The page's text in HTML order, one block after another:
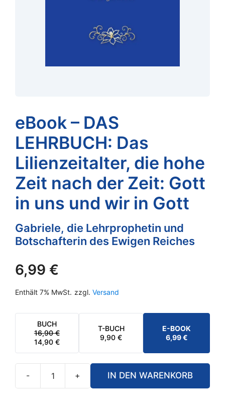
eBook – DAS
LEHRBUCH: Das
Lilienzeitalter, die hohe
Zeit nach der Zeit: Gott
in uns und wir in Gott
Gabriele, die Lehrprophetin und
Botschafterin des Ewigen Reiches
6,99 €
Enthält 7% MwSt. zzgl. Versand
BUCH
16,90€
URSPRÜNGLICHER
PREIS
WAR:
16,90 €
14,90 €
AKTUELLER
PREIS
IST:
14,90 €.
T-BUCH
9,90 €
E-BOOK
6,99€
-
eBook
+ IN DEN WARENKORB